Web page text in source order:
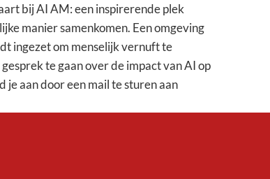
bij AI AM: een inspirerende plek
manier samenkomen. Een omgeving
ingezet om menselijk vernuft te
te gaan over de impact van AI op
aan door een mail te sturen aan